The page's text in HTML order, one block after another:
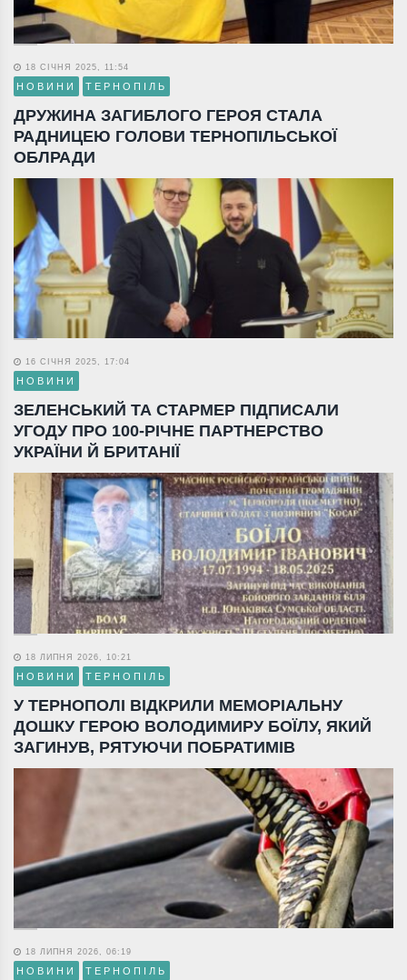
18 СІЧНЯ 2025, 11:54
НОВИНИ ТЕРНОПІЛЬ
ДРУЖИНА ЗАГИБЛОГО ГЕРОЯ СТАЛА
РАДНИЦЕЮ ГОЛОВИ ТЕРНОПІЛЬСЬКОЇ
ОБЛРАДИ
16 СІЧНЯ 2025, 17:04
НОВИНИ
ЗЕЛЕНСЬКИЙ ТА СТАРМЕР ПІДПИСАЛИ
УГОДУ ПРО 100-РІЧНЕ ПАРТНЕРСТВО
УКРАЇНИ Й БРИТАНІЇ
18 ЛИПНЯ 2026, 10:21
НОВИНИ ТЕРНОПІЛЬ
У ТЕРНОПОЛІ ВІДКРИЛИ МЕМОРІАЛЬНУ
ДОШКУ ГЕРОЮ ВОЛОДИМИРУ БОЇЛУ, ЯКИЙ
ЗАГИНУВ, РЯТУЮЧИ ПОБРАТИМІВ
18 ЛИПНЯ 2026, 06:19
НОВИНИ ТЕРНОПІЛЬ